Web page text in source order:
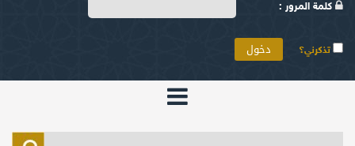
كلمة المرور :
تذكرني؟